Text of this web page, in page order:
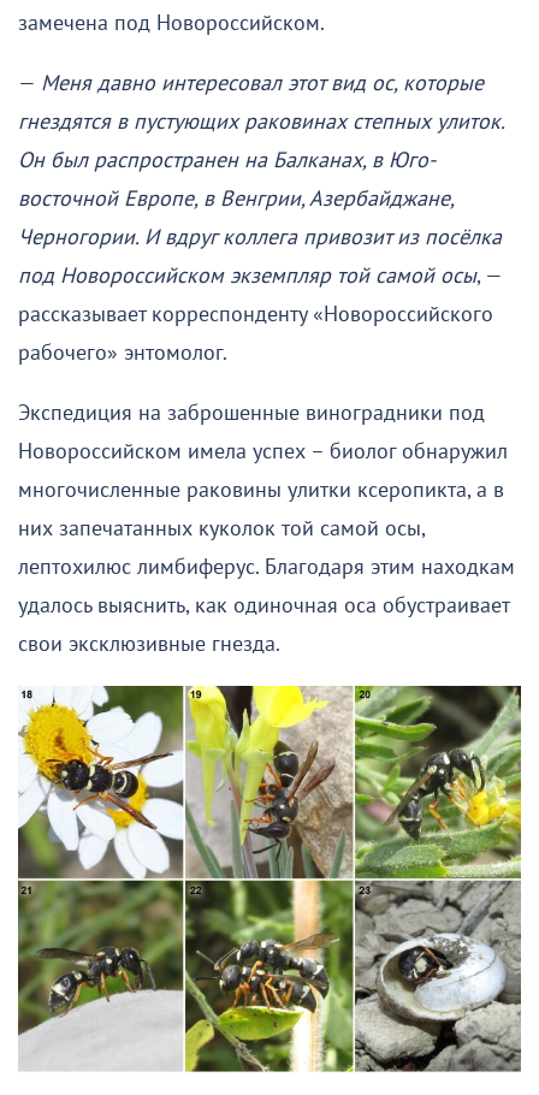
замечена под Новороссийском.
— Меня давно интересовал этот вид ос, которые
гнездятся в пустующих раковинах степных улиток.
Он был распространен на Балканах, в Юго-
восточной Европе, в Венгрии, Азербайджане,
Черногории. И вдруг коллега привозит из посёлка
под Новороссийском экземпляр той самой осы, —
рассказывает корреспонденту «Новороссийского
рабочего» энтомолог.
Экспедиция на заброшенные виноградники под
Новороссийском имела успех – биолог обнаружил
многочисленные раковины улитки ксеропикта, а в
них запечатанных куколок той самой осы,
лептохилюс лимбиферус. Благодаря этим находкам
удалось выяснить, как одиночная оса обустраивает
свои эксклюзивные гнезда.